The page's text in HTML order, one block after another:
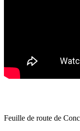
Feuille de route de